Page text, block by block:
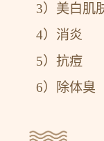
3）美白肌
4）消炎
5）抗痘
6）除体臭